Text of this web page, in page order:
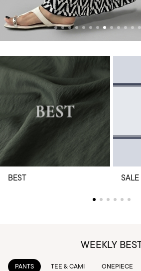
BEST SALE
WEEKLY BEST
TEE & CAMI ONEPIECE SKIRTS